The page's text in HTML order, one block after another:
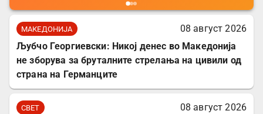
МАКЕДОНИЈА
08 август 2026
Љубчо Георгиевски: Никој денес во Македонија
не зборува за бруталните стрелања на цивили од
страна на Германците
СВЕТ 08 август 2026